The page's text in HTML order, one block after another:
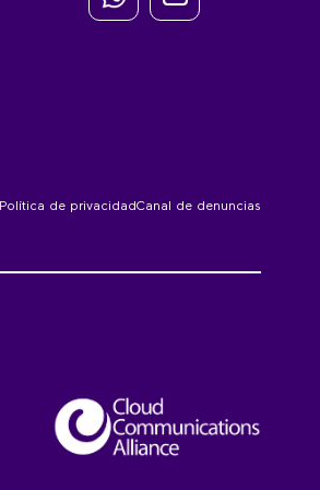
Política de privacidadCanal de denuncias